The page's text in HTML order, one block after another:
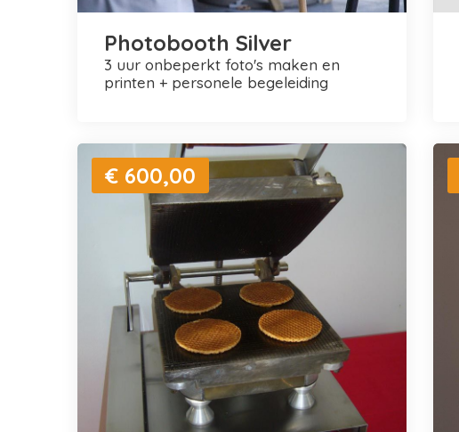
Photobooth Silver
3 uur onbeperkt foto's maken en
printen + personele begeleiding
€ 600,00